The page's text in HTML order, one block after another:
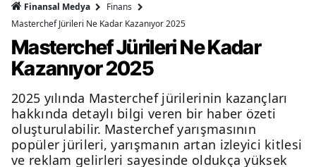
Finansal Medya
Finans
Masterchef Jürileri Ne Kadar Kazanıyor 2025
Masterchef Jürileri Ne Kadar
Kazanıyor 2025
2025 yılında Masterchef jürilerinin kazançları
hakkında detaylı bilgi veren bir haber özeti
oluşturulabilir. Masterchef yarışmasının
popüler jürileri, yarışmanın artan izleyici kitlesi
ve reklam gelirleri sayesinde oldukça yüksek